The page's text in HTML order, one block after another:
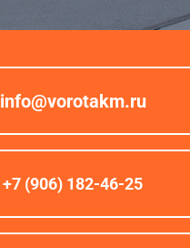
info@vorotakm.ru
+7 (906) 182-46-25